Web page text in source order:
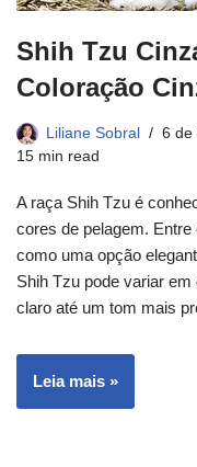
Shih Tzu
Coloração
Liliane Sobral 6 de
15 min read
A raça Shih Tzu é
cores de pelagem.
como uma opção
Shih Tzu pode variar
claro até um tom mais
Leia mais »